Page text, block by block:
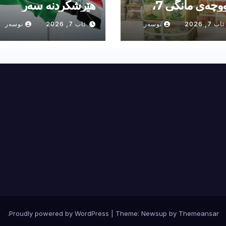
مووچەی مانگى 7،
پێویستی بە زیاترلە 3
دیناری دیکە
ئاب 7, 2026 نوسەر
هێرشكردنە سەر
سعودیە لە عێراقەوە
نەسەلماون
ئاب 7, 2026 نوسەر
Proudly powered by WordPress Theme: Newsup by Themeansar
.